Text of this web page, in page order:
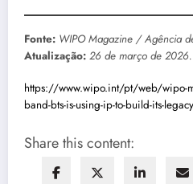
Fonte: WIPO Magazine / Agência
Atualização: 26 de março de 2026.
https://www.wipo.int/pt/web/wipo-
band-bts-is-using-ip-to-build-its-
Share this content: